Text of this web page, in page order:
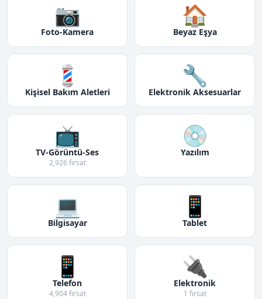
📷
Foto-Kamera
🏠
Beyaz Eşya
💈
Kişisel Bakım Aletleri
🔧
Elektronik Aksesuarlar
📺
TV-Görüntü-Ses
2,926 fırsat
💿
Yazılım
💻
Bilgisayar
📱
Tablet
📱
Telefon
4,904 fırsat
🔌
Elektronik
1 fırsat